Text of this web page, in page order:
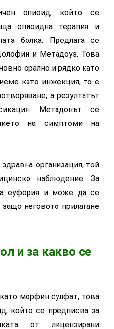
опиоид, който се
опиоидна терапия и
болка. Предлага се
и Метадоуз. Това
орално и рядко като
като инжекция, то е
а резултатът
Метадонът се
на симптоми на
организация, той
наблюдение. За
еуфория и може да се
неговото прилагане
и за какво се
морфин сулфат, това
който се предписва за
от лицензирани